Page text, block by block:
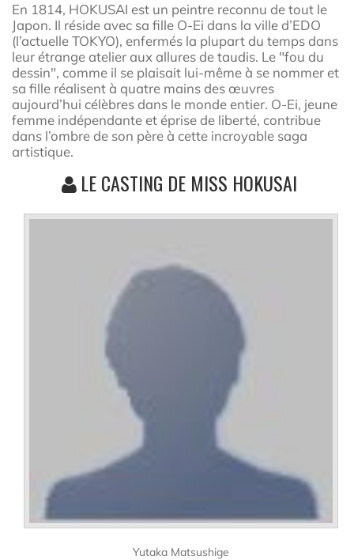
En 1814, HOKUSAI est un peintre reconnu de tout le
Japon. Il réside avec sa fille O-Ei dans la ville d’EDO
(l’actuelle TOKYO), enfermés la plupart du temps dans
leur étrange atelier aux allures de taudis. Le "fou du
dessin", comme il se plaisait lui-même à se nommer et
sa fille réalisent à quatre mains des œuvres
aujourd’hui célèbres dans le monde entier. O-Ei, jeune
femme indépendante et éprise de liberté, contribue
dans l’ombre de son père à cette incroyable saga
artistique.
LE CASTING DE MISS HOKUSAI
Yutaka Matsushige